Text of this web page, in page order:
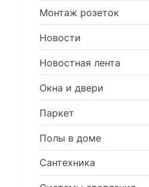
Монтаж розеток
Новости
Новостная лента
Окна и двери
Паркет
Полы в доме
Сантехника